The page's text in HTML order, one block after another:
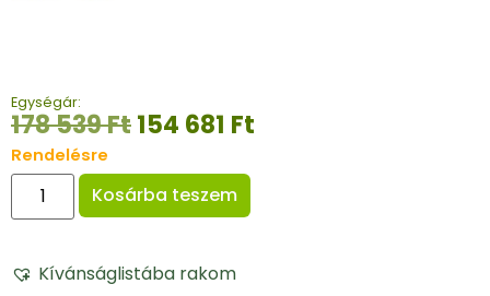
Egységár:
178 539Ft154 681 Ft
Rendelésre
Kosárba teszem
Kívánságlistába rakom